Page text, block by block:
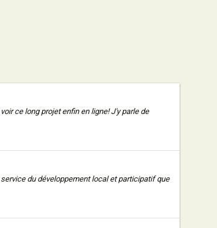
ce long projet enfin en ligne! J'y parle de
du développement local et participatif que